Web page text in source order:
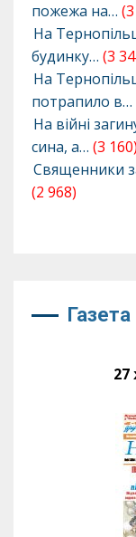
пожежа на…
На
будинку… (3
На
потрапило в…
На війні
сина, а… (3 160)
Священники
(2 968)
27